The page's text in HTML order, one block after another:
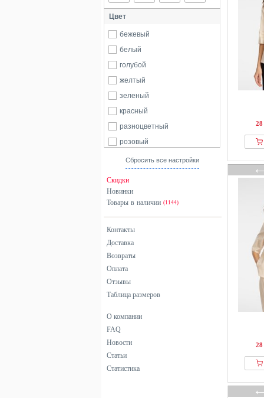
Цвет
бежевый
белый
голубой
желтый
зеленый
красный
разноцветный
розовый
серый
черный
Сбросить все настройки
Скидки
Новинки
Товары в наличии (1144)
Контакты
Доставка
Возвраты
Оплата
Отзывы
Таблица размеров
О компании
FAQ
Новости
Статьи
Статистика
28
28